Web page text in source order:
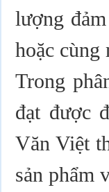
lượng
hoặc cùng
Trong
đạt được
Văn Việt
sản phẩm